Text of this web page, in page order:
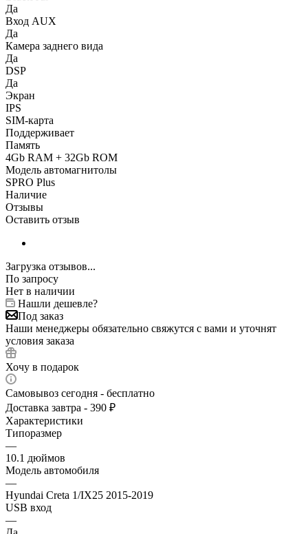
Да
Вход AUX
Да
Камера заднего вида
Да
DSP
Да
Экран
IPS
SIM-карта
Поддерживает
Память
4Gb RAM + 32Gb ROM
Модель автомагнитолы
SPRO Plus
Наличие
Отзывы
Оставить отзыв
Загрузка отзывов...
По запросу
Нет в наличии
Нашли дешевле?
Под заказ
Наши менеджеры обязательно свяжутся с вами и уточнят
условия заказа
Хочу в подарок
Самовывоз сегодня - бесплатно
Доставка завтра - 390 ₽
Характеристики
Типоразмер
—
10.1 дюймов
Модель автомобиля
—
Hyundai Creta 1/IX25 2015-2019
USB вход
—